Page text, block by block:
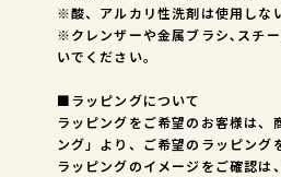
※酸、アルカリ性洗剤は使用しな
※クレンザーや金属ブラシ､スチ
いでください。
■ラッピングについて
ラッピングをご希望のお客様は、
ング」より、ご希望のラッピング
ラッピングのイメージをご確認は